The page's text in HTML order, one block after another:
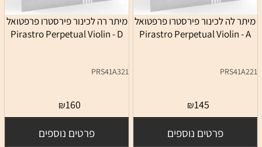
מיתר לה לכינור פירסטרו פרפטואל
Pirastro Perpetual Violin - A
PRS41A221
₪145
פרטים נוספים
מיתר רה לכינור פירסטרו פרפטואל
Pirastro Perpetual Violin - D
PRS41A321
₪160
פרטים נוספים